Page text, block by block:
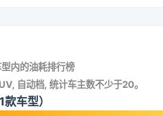
内的油耗排行榜
自动档, 统计车主数不少于20。
车型）